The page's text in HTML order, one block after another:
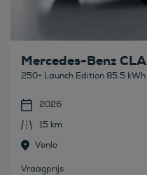
Mercedes-Benz CLA
250+ Launch Edition 85.5 kWh
2026
15 km
Venlo
Vraagprijs